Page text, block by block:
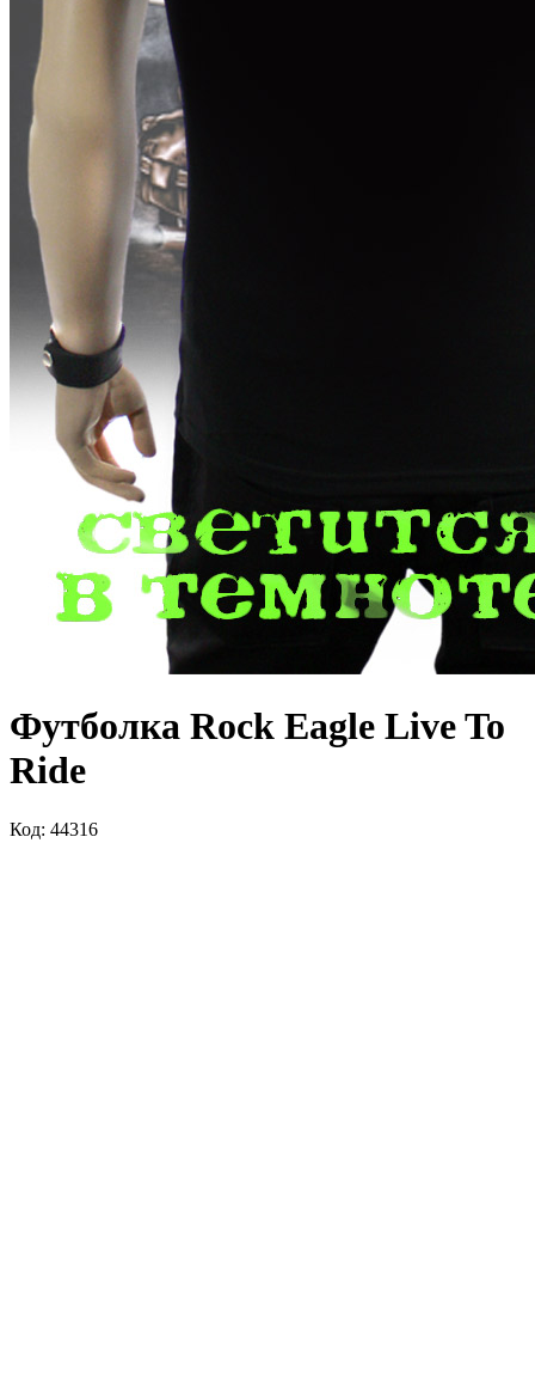
Футболка Rock Eagle Live To
Ride
Код: 44316